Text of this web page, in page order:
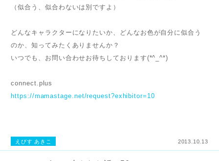
（似合う、似合わないは別ですよ）
どんなキャラクターになりたいか、どんなお色が自分に似合う
のか、知ってみたくありませんか？
いつでも、お問い合わせお待ちしております(*^_^*)
connect.plus
https://mamastage.net/request?exhibitor=10
えびす あきこ 2013.10.13